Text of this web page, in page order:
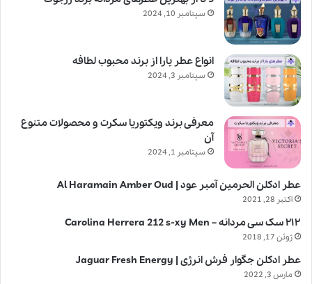
سپتامبر 10, 2024
انواع عطر یارا از برند محبوب لطافه
سپتامبر 3, 2024
معرفی برند ویکتوریا سکرت و محصولات متنوع
آن
سپتامبر 1, 2024
عطر ادکلن الحرمین آمبر عود | Al Haramain Amber Oud
اکتبر 28, 2021
۲۱۲ سک سی مردانه – Carolina Herrera 212 s-xy Men
ژوئن 17, 2018
عطر ادکلن جگوار فرش انرژی | Jaguar Fresh Energy
مارس 3, 2022